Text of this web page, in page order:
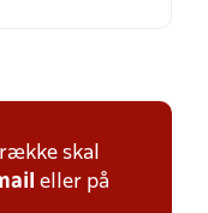
skal
eller på